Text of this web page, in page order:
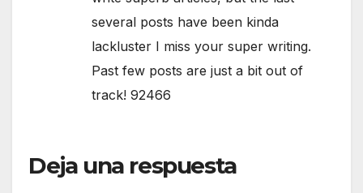
several posts have been kinda
lackluster I miss your super writing.
Past few posts are just a bit out of
track! 92466
Deja una respuesta